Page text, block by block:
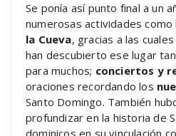
Se ponía así punto final a un
numerosas actividades
la Cueva, gracias a las
han descubierto ese lugar
para muchos; conciertos y
oraciones recordando los
Santo Domingo. También
profundizar en la historia de